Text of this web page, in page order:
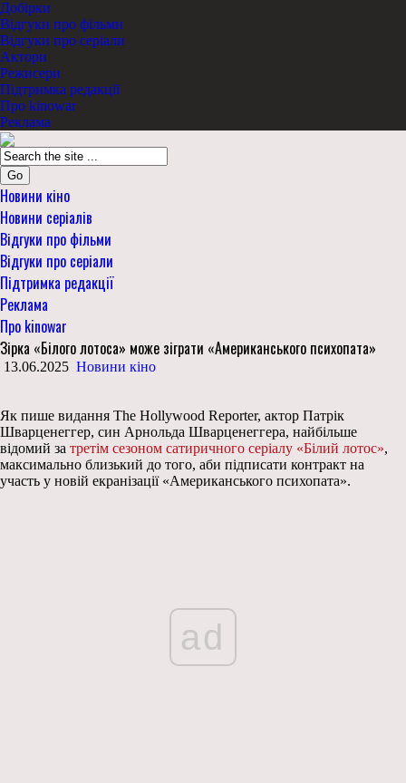
Добірки
Відгуки про фільми
Відгуки про серіали
Актори
Режисери
Підтримка редакції
Про kinowar
Реклама
Go
Новини кіно
Новини серіалів
Відгуки про фільми
Відгуки про серіали
Підтримка редакції
Реклама
Про kinowar
Зірка «Білого лотоса» може зіграти «Американського психопата»
13.06.2025 Новини кіно
Як пише видання The Hollywood Reporter, актор Патрік
Шварценеггер, син Арнольда Шварценеггера, найбільше
відомий за третім сезоном сатиричного серіалу «Білий лотос»,
максимально близький до того, аби підписати контракт на
участь у новій екранізації «Американського психопата».
ad